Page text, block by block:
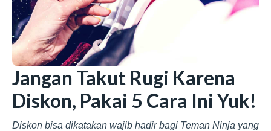
Jangan Takut Rugi Karena
Diskon, Pakai 5 Cara Ini Yuk!
Diskon bisa dikatakan wajib hadir bagi Teman Ninja yang